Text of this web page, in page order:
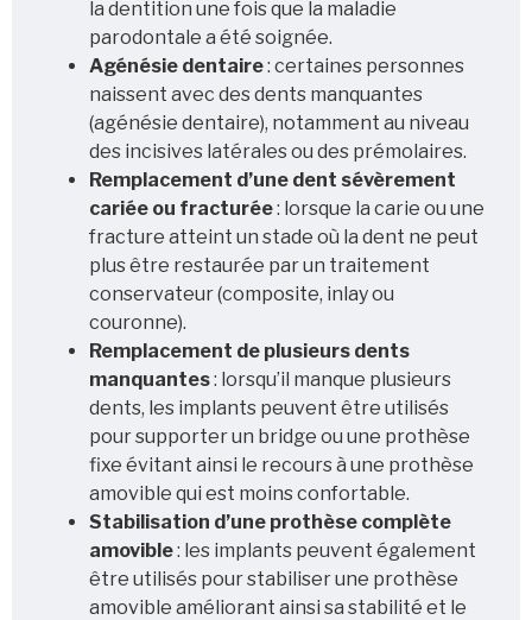
la dentition une fois que la maladie
parodontale a été soignée.
Agénésie dentaire: certaines personnes
naissent avec des dents manquantes
(agénésie dentaire), notamment au niveau
des incisives latérales ou des prémolaires.
Remplacement d’une dent sévèrement
cariée ou fracturée: lorsque la carie ou une
fracture atteint un stade où la dent ne peut
plus être restaurée par un traitement
conservateur (composite, inlay ou
couronne).
Remplacement de plusieurs dents
manquantes: lorsqu’il manque plusieurs
dents, les implants peuvent être utilisés
pour supporter un bridge ou une prothèse
fixe évitant ainsi le recours à une prothèse
amovible qui est moins confortable.
Stabilisation d’une prothèse complète
amovible: les implants peuvent également
être utilisés pour stabiliser une prothèse
amovible améliorant ainsi sa stabilité et le